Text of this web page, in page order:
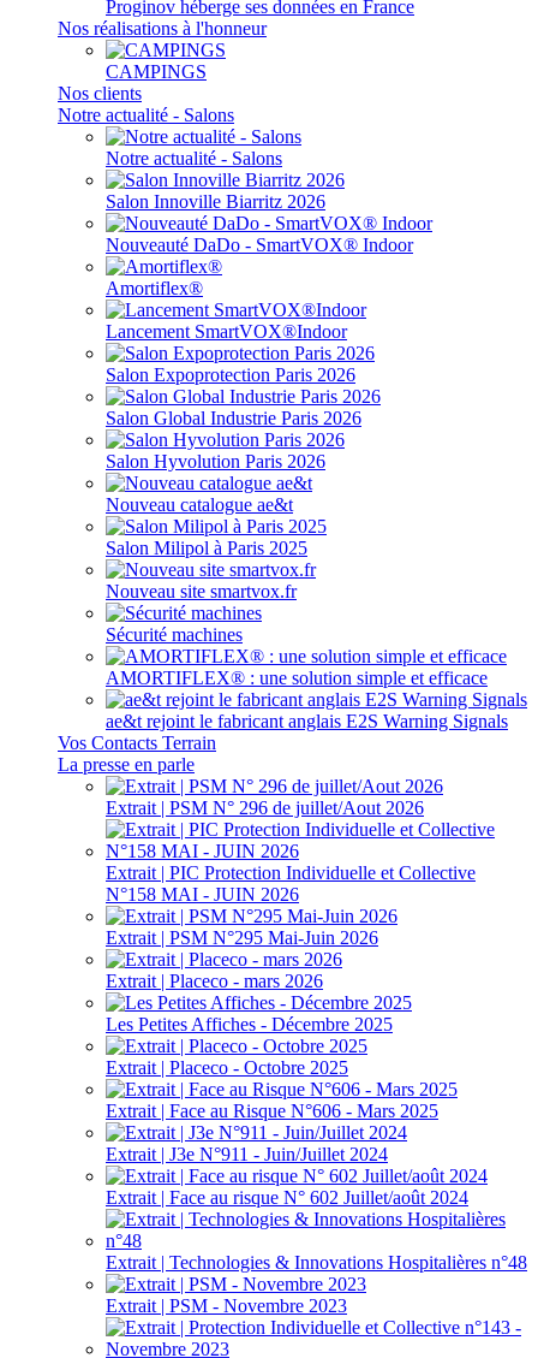
Proginov héberge ses données en France
Nos réalisations à l'honneur
CAMPINGS
Nos clients
Notre actualité - Salons
Notre actualité - Salons
Salon Innoville Biarritz 2026
Nouveauté DaDo - SmartVOX® Indoor
Amortiflex®
Lancement SmartVOX®Indoor
Salon Expoprotection Paris 2026
Salon Global Industrie Paris 2026
Salon Hyvolution Paris 2026
Nouveau catalogue ae&t
Salon Milipol à Paris 2025
Nouveau site smartvox.fr
Sécurité machines
AMORTIFLEX® : une solution simple et efficace
ae&t rejoint le fabricant anglais E2S Warning Signals
Vos Contacts Terrain
La presse en parle
Extrait | PSM N° 296 de juillet/Aout 2026
Extrait | PIC Protection Individuelle et Collective
N°158 MAI - JUIN 2026
Extrait | PSM N°295 Mai-Juin 2026
Extrait | Placeco - mars 2026
Les Petites Affiches - Décembre 2025
Extrait | Placeco - Octobre 2025
Extrait | Face au Risque N°606 - Mars 2025
Extrait | J3e N°911 - Juin/Juillet 2024
Extrait | Face au risque N° 602 Juillet/août 2024
Extrait | Technologies & Innovations Hospitalières n°48
Extrait | PSM - Novembre 2023